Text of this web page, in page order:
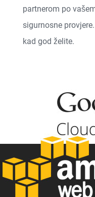
partnerom po
sigurnosne
kad god želite.